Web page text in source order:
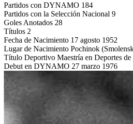
Partidos con DYNAMO 184
Partidos con la Selección Nacional 9
Goles Anotados 28
Títulos 2
Fecha de Nacimiento 17 agosto 1952
Lugar de Nacimiento Pochinok
Título Deportivo Maestría en Deportes
Debut en DYNAMO 27 marzo 1976